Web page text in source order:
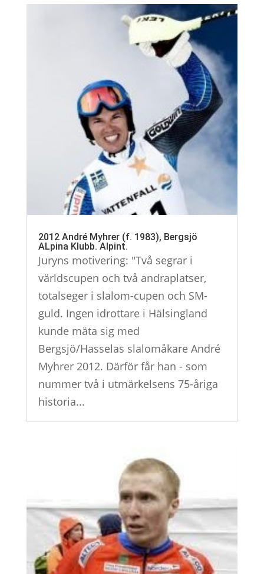
2012 André Myhrer (f. 1983), Bergsjö
ALpina Klubb. Alpint.
Juryns motivering: "Två segrar i
världscupen och två andraplatser,
totalseger i slalom-cupen och SM-
guld. Ingen idrottare i Hälsingland
kunde mäta sig med
Bergsjö/Hasselas slalomåkare André
Myhrer 2012. Därför får han - som
nummer två i utmärkelsens 75-åriga
historia...